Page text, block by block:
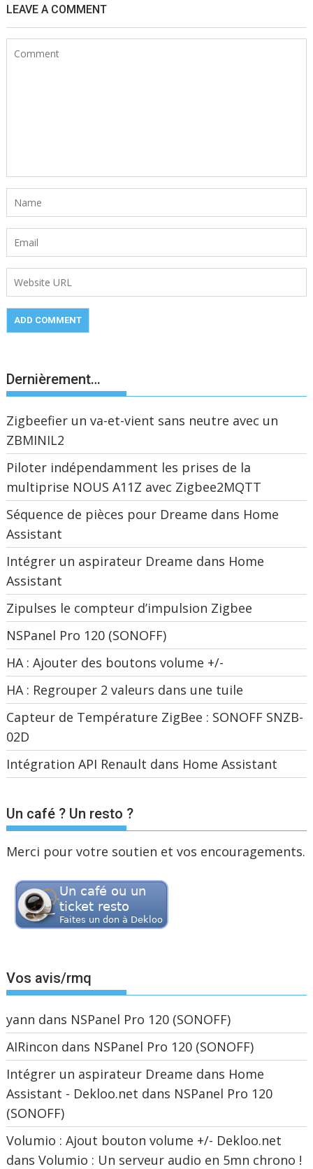
LEAVE A COMMENT
Dernièrement…
Zigbeefier un va-et-vient sans neutre avec un
ZBMINIL2
Piloter indépendamment les prises de la
multiprise NOUS A11Z avec Zigbee2MQTT
Séquence de pièces pour Dreame dans Home
Assistant
Intégrer un aspirateur Dreame dans Home
Assistant
Zipulses le compteur d’impulsion Zigbee
NSPanel Pro 120 (SONOFF)
HA : Ajouter des boutons volume +/-
HA : Regrouper 2 valeurs dans une tuile
Capteur de Température ZigBee : SONOFF SNZB-
02D
Intégration API Renault dans Home Assistant
Un café ? Un resto ?
Merci pour votre soutien et vos encouragements.
Vos avis/rmq
yann dans NSPanel Pro 120 (SONOFF)
AIRincon dans NSPanel Pro 120 (SONOFF)
Intégrer un aspirateur Dreame dans Home
Assistant - Dekloo.net dans NSPanel Pro 120
(SONOFF)
Volumio : Ajout bouton volume +/- Dekloo.net
dansVolumio : Un serveur audio en 5mn chrono !